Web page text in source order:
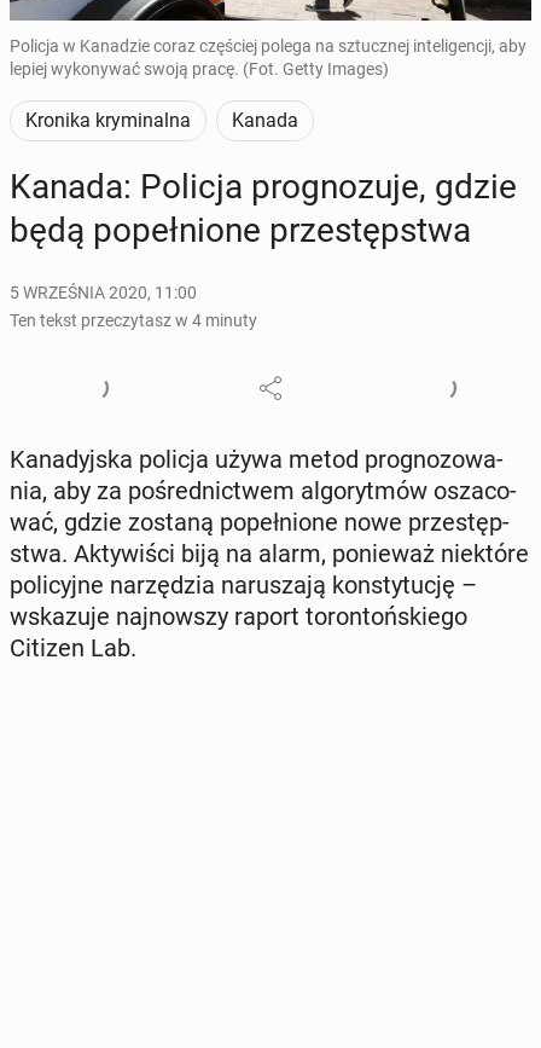
Policja w Kanadzie coraz częściej polega na sztucznej inteligencji, aby
lepiej wykonywać swoją pracę. (Fot. Getty Images)
Kronika kryminalna Kanada
Kanada: Policja pro­gno­zu­je, gdzie
będą po­peł­nio­ne prze­stęp­stwa
5 WRZEŚNIA 2020, 11:00
Ten tekst przeczytasz w 4 minuty
Ka­na­dyj­ska policja używa metod pro­gno­zo­wa­
nia, aby za po­śred­nic­twem al­go­ryt­mów osza­co­
wać, gdzie zostaną po­peł­nio­ne nowe prze­stęp­
stwa. Ak­ty­wi­ści biją na alarm, po­nie­waż nie­któ­re
po­li­cyj­ne na­rzę­dzia na­ru­sza­ją kon­sty­tu­cję –
wska­zu­je naj­now­szy raport to­ron­toń­skie­go
Citizen Lab.